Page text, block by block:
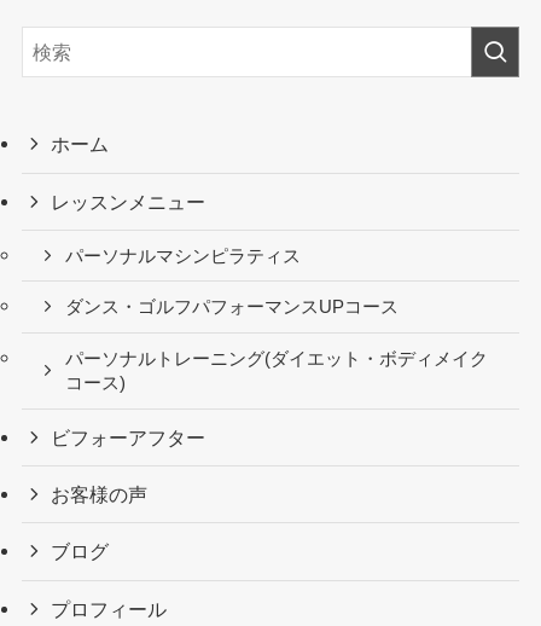
ホーム
レッスンメニュー
パーソナルマシンピラティス
ダンス・ゴルフパフォーマンスUPコース
パーソナルトレーニング(ダイエット・ボディメイク
コース)
ビフォーアフター
お客様の声
ブログ
プロフィール